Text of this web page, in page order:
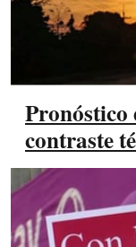
contraste